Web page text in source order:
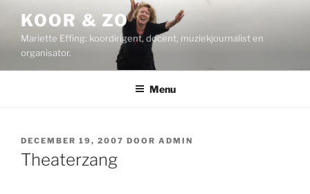
inhoud
KOOR & ZO
Mariette Effing: koordirigent, docent, muziekjournalist en
organisator.
Menu
GEPLAATST
OP
DECEMBER 19, 2007 DOOR ADMIN
Theaterzang